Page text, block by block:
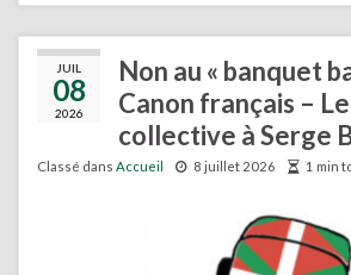
JUIL
08
2026
Non au « banquet
Canon français –
collective à Serge
Classé dans Accueil 8 juillet 2026 1 min